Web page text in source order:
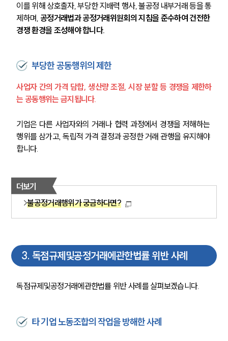
이를 위해 상호출자, 부당한 지배력 행사, 불공정 내부거래 등을 통
제하며, 공정거래법과 공정거래위원회의 지침을 준수하여 건전한
경쟁 환경을 조성해야 합니다.
부당한 공동행위의 제한
사업자 간의 가격 담합, 생산량 조절, 시장 분할 등 경쟁을 제한하
는 공동행위는 금지됩니다.
기업은 다른 사업자와의 거래나 협력 과정에서 경쟁을 저해하는
행위를 삼가고, 독립적 가격 결정과 공정한 거래 관행을 유지해야
합니다.
더보기
불공정거래행위가 궁금하다면?
3. 독점규제및공정거래에관한법률 위반 사례
독점규제및공정거래에관한법률 위반 사례를 살펴보겠습니다.
타 기업 노동조합의 작업을 방해한 사례